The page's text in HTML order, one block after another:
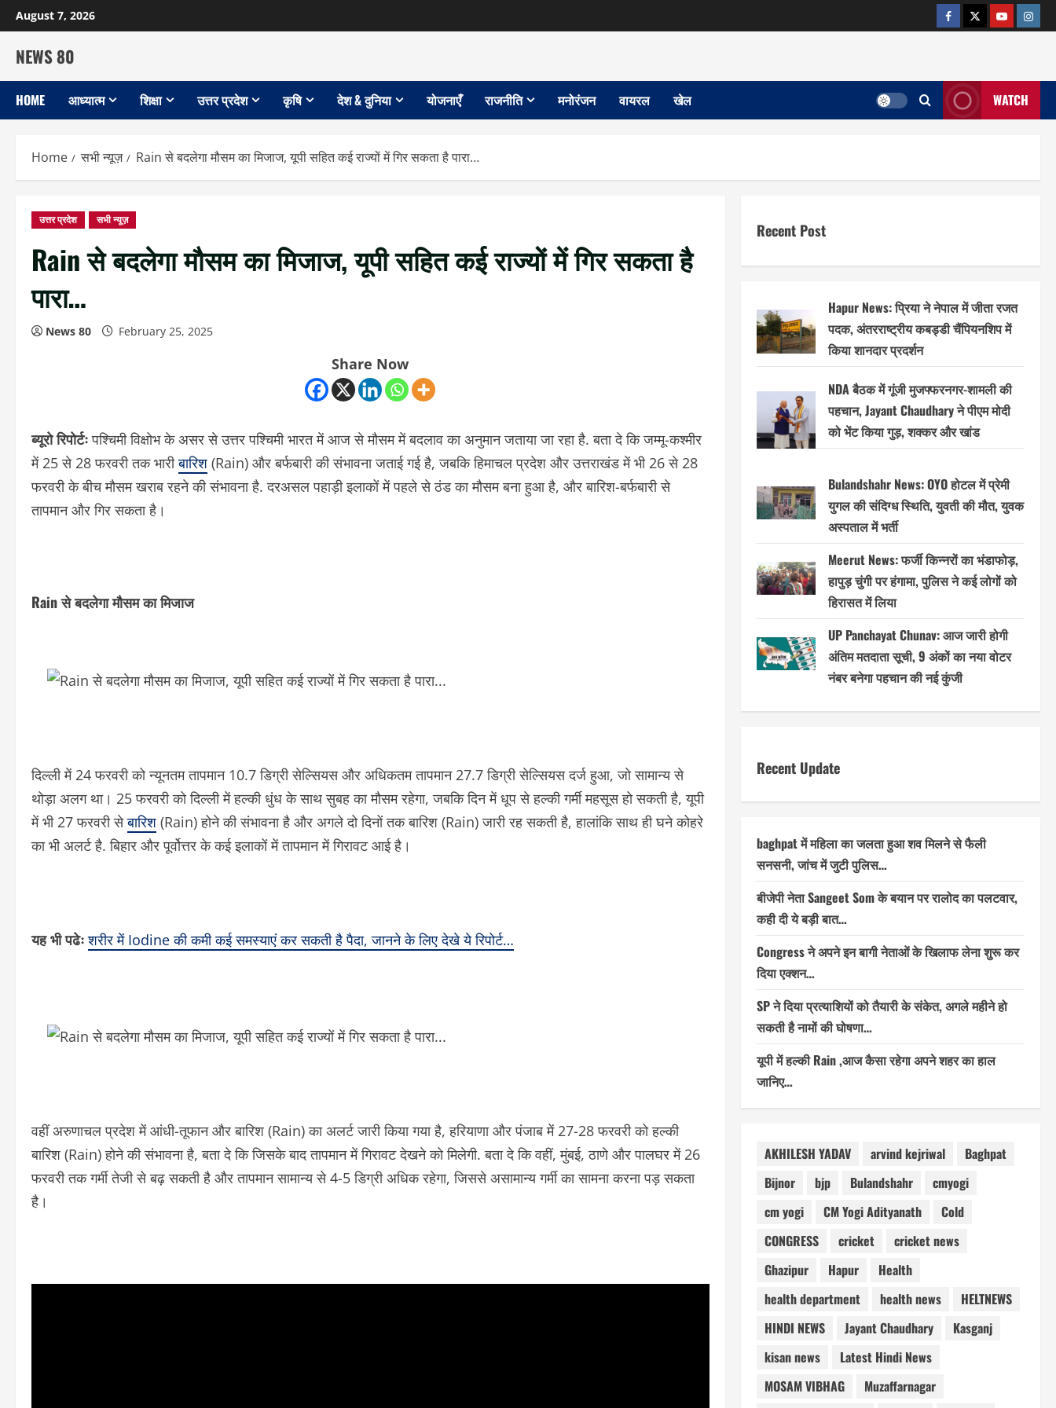
Skip
to
content
August 7, 2026 facebooktwitter
NEWS 80
HOME आध्यात्म शिक्षा उत्तर प्रदेश कृषि देश & दुनिया योजनाएँ राजनीति मनोरंजन वायरल खेल WATCH
Home सभी न्यूज़ Rain से बदलेगा मौसम का मिजाज, यूपी सहित कई राज्यों में गिर सकता है पारा…
उत्तर प्रदेश सभी न्यूज़
Rain से बदलेगा मौसम का मिजाज, यूपी सहित कई राज्यों में गिर सकता है
पारा…
News 80 February 25, 2025
Share Now
ब्यूरो रिपोर्टःपश्चिमी विक्षोभ के असर से उत्तर पश्चिमी भारत में आज से मौसम में बदलाव का अनुमान जताया जा रहा है. बता दे कि जम्मू-कश्मीर
में 25 से 28 फरवरी तक भारीबारिश (Rain) और बर्फबारी की संभावना जताई गई है, जबकि हिमाचल प्रदेश और उत्तराखंड में भी 26 से 28
फरवरी के बीच मौसम खराब रहने की संभावना है. दरअसल पहाड़ी इलाकों में पहले से ठंड का मौसम बना हुआ है, और बारिश-बर्फबारी से
तापमान और गिर सकता है।
Rain से बदलेगा मौसम का मिजाज
दिल्ली में 24 फरवरी को न्यूनतम तापमान 10.7 डिग्री सेल्सियस और अधिकतम तापमान 27.7 डिग्री सेल्सियस दर्ज हुआ, जो सामान्य से
थोड़ा अलग था। 25 फरवरी को दिल्ली में हल्की धुंध के साथ सुबह का मौसम रहेगा, जबकि दिन में धूप से हल्की गर्मी महसूस हो सकती है, यूपी
में भी 27 फरवरी सेबारिश (Rain) होने की संभावना है और अगले दो दिनों तक बारिश (Rain) जारी रह सकती है, हालांकि साथ ही घने कोहरे
का भी अलर्ट है. बिहार और पूर्वोत्तर के कई इलाकों में तापमान में गिरावट आई है।
यह भी पढेःशरीर में Iodine की कमी कई समस्याएं कर सकती है पैदा, जानने के लिए देखे ये रिपोर्ट…
वहीं अरुणाचल प्रदेश में आंधी-तूफान और बारिश (Rain) का अलर्ट जारी किया गया है, हरियाणा और पंजाब में 27-28 फरवरी को हल्की
बारिश (Rain) होने की संभावना है, बता दे कि जिसके बाद तापमान में गिरावट देखने को मिलेगी. बता दे कि वहीं, मुंबई, ठाणे और पालघर में 26
फरवरी तक गर्मी तेजी से बढ़ सकती है और तापमान सामान्य से 4-5 डिग्री अधिक रहेगा, जिससे असामान्य गर्मी का सामना करना पड़ सकता
है।
Recent Post
Hapur News: प्रिया ने नेपाल में जीता रजत
पदक, अंतरराष्ट्रीय कबड्डी चैंपियनशिप में
किया शानदार प्रदर्शन
NDA बैठक में गूंजी मुजफ्फरनगर-शामली की
पहचान, Jayant Chaudhary ने पीएम मोदी
को भेंट किया गुड़, शक्कर और खांड
Bulandshahr News: OYO होटल में प्रेमी
युगल की संदिग्ध स्थिति, युवती की मौत, युवक
अस्पताल में भर्ती
Meerut News: फर्जी किन्नरों का भंडाफोड़,
हापुड़ चुंगी पर हंगामा, पुलिस ने कई लोगों को
हिरासत में लिया
UP Panchayat Chunav: आज जारी होगी
अंतिम मतदाता सूची, 9 अंकों का नया वोटर
नंबर बनेगा पहचान की नई कुंजी
Recent Update
baghpat में महिला का जलता हुआ शव मिलने से फैली
सनसनी, जांच में जुटी पुलिस…
बीजेपी नेता Sangeet Som के बयान पर रालोद का पलटवार,
कही दी ये बड़ी बात…
Congress ने अपने इन बागी नेताओं के खिलाफ लेना शुरू कर
दिया एक्शन…
SP ने दिया प्रत्याशियों को तैयारी के संकेत, अगले महीने हो
सकती है नामों की घोषणा…
यूपी में हल्की Rain ,आज कैसा रहेगा अपने शहर का हाल
जानिए…
AKHILESH YADAV arvind kejriwal
Baghpat
Bijnor
bjp Bulandshahr
cmyogi
cm yogi
CM Yogi Adityanath
Cold
CONGRESS
cricket
cricket news
Ghazipur
Hapur
Health
health department
health news
HELTNEWS
HINDI NEWS
Jayant Chaudhary
Kasganj
kisan news
Latest Hindi News
MOSAM VIBHAG
Muzaffarnagar